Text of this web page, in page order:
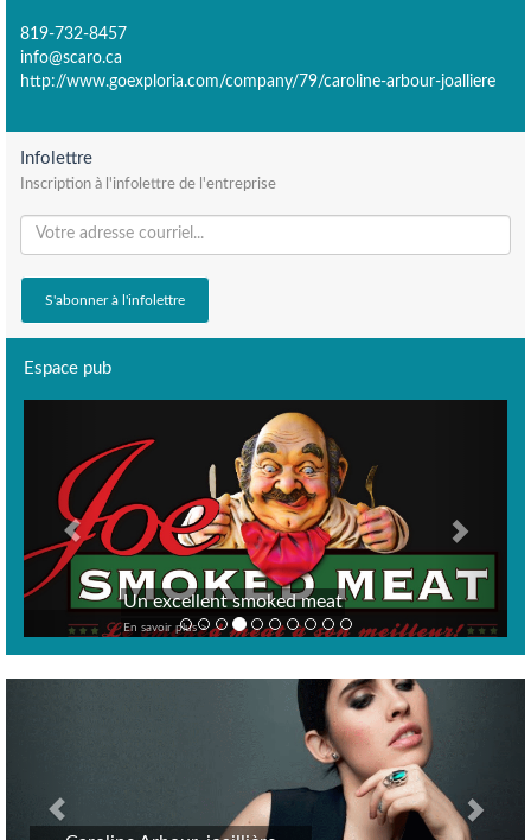
819-732-8457
info@scaro.ca
http://www.goexploria.com/company/79/caroline-arbour-joalliere
Infolettre
Inscription à l'infolettre de l'entreprise
Espace pub
Un excellent smoked meat
En savoir plus >